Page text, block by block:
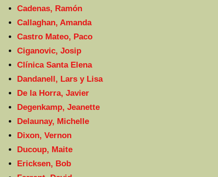
Cadenas, Ramón
Callaghan, Amanda
Castro Mateo, Paco
Ciganovic, Josip
Clínica Santa Elena
Dandanell, Lars y Lisa
De la Horra, Javier
Degenkamp, Jeanette
Delaunay, Michelle
Dixon, Vernon
Ducoup, Maite
Ericksen, Bob